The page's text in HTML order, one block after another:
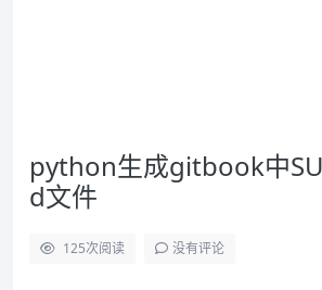
python生成gitbook中
d文件
125次阅读 没有评论